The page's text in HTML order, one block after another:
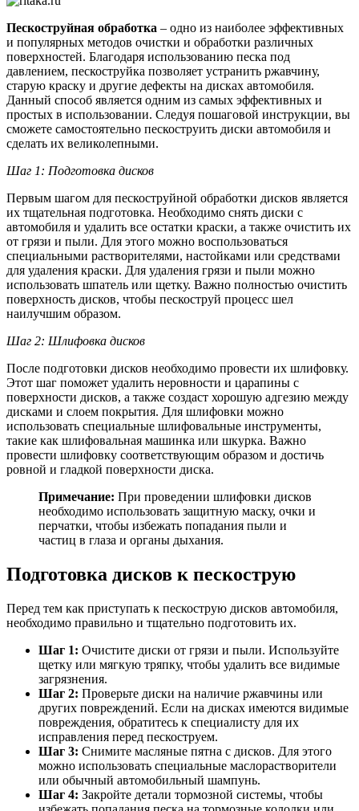
Пескоструйная обработка – одно из наиболее эффективных
и популярных методов очистки и обработки различных
поверхностей. Благодаря использованию песка под
давлением, пескоструйка позволяет устранить ржавчину,
старую краску и другие дефекты на дисках автомобиля.
Данный способ является одним из самых эффективных и
простых в использовании. Следуя пошаговой инструкции, вы
сможете самостоятельно пескоструить диски автомобиля и
сделать их великолепными.
Шаг 1: Подготовка дисков
Первым шагом для пескоструйной обработки дисков является
их тщательная подготовка. Необходимо снять диски с
автомобиля и удалить все остатки краски, а также очистить их
от грязи и пыли. Для этого можно воспользоваться
специальными растворителями, настойками или средствами
для удаления краски. Для удаления грязи и пыли можно
использовать шпатель или щетку. Важно полностью очистить
поверхность дисков, чтобы пескоструй процесс шел
наилучшим образом.
Шаг 2: Шлифовка дисков
После подготовки дисков необходимо провести их шлифовку.
Этот шаг поможет удалить неровности и царапины с
поверхности дисков, а также создаст хорошую адгезию между
дисками и слоем покрытия. Для шлифовки можно
использовать специальные шлифовальные инструменты,
такие как шлифовальная машинка или шкурка. Важно
провести шлифовку соответствующим образом и достичь
ровной и гладкой поверхности диска.
Примечание: При проведении шлифовки дисков
необходимо использовать защитную маску, очки и
перчатки, чтобы избежать попадания пыли и
частиц в глаза и органы дыхания.
Подготовка дисков к пескострую
Перед тем как приступать к пескострую дисков автомобиля,
необходимо правильно и тщательно подготовить их.
Шаг 1: Очистите диски от грязи и пыли. Используйте
щетку или мягкую тряпку, чтобы удалить все видимые
загрязнения.
Шаг 2: Проверьте диски на наличие ржавчины или
других повреждений. Если на дисках имеются видимые
повреждения, обратитесь к специалисту для их
исправления перед пескоструем.
Шаг 3: Снимите масляные пятна с дисков. Для этого
можно использовать специальные маслорастворители
или обычный автомобильный шампунь.
Шаг 4: Закройте детали тормозной системы, чтобы